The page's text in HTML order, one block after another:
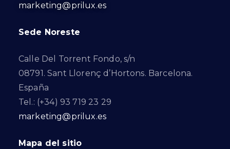
marketing@prilux.es
Sede Noreste
Calle Del Torrent Fondo, s/n
08791. Sant Llorenç d’Hortons. Barcelona.
España
Tel.: (+34) 93 719 23 29
marketing@prilux.es
Mapa del sitio